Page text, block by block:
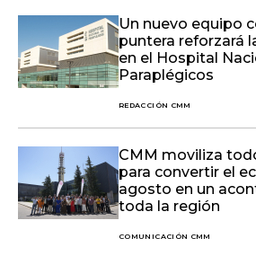
Un nuevo equipo
puntera reforzará
en el Hospital
Paraplégicos
REDACCIÓN CMM
CMM moviliza
para convertir el
agosto en un
toda la región
COMUNICACIÓN CMM